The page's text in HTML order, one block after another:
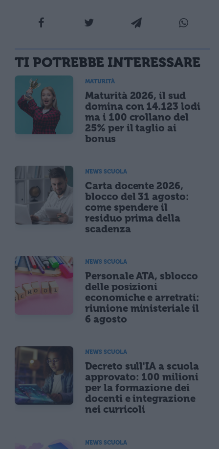
TI POTREBBE INTERESSARE
MATURITÀ
Maturità 2026, il sud
domina con 14.123 lodi
ma i 100 crollano del
25% per il taglio ai
bonus
NEWS SCUOLA
Carta docente 2026,
blocco del 31 agosto:
come spendere il
residuo prima della
scadenza
NEWS SCUOLA
Personale ATA, sblocco
delle posizioni
economiche e arretrati:
riunione ministeriale il
6 agosto
NEWS SCUOLA
Decreto sull'IA a scuola
approvato: 100 milioni
per la formazione dei
docenti e integrazione
nei curricoli
NEWS SCUOLA